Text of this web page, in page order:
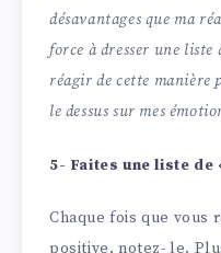
désavantages que ma
force à dresser une liste
réagir de cette
le dessus sur mes
5- Faites une liste de
Chaque fois que vous